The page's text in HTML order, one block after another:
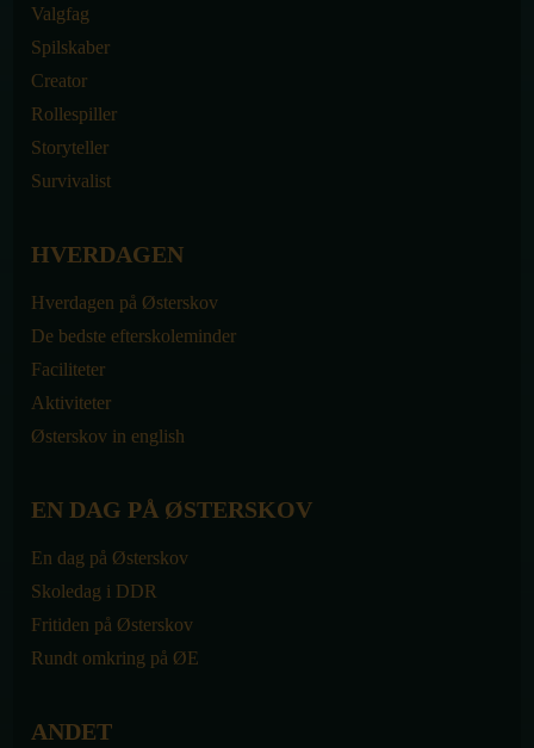
Valgfag
Spilskaber
Creator
Rollespiller
Storyteller
Survivalist
HVERDAGEN
Hverdagen på Østerskov
De bedste efterskoleminder
Faciliteter
Aktiviteter
Østerskov in english
EN DAG PÅ ØSTERSKOV
En dag på Østerskov
Skoledag i DDR
Fritiden på Østerskov
Rundt omkring på ØE
ANDET